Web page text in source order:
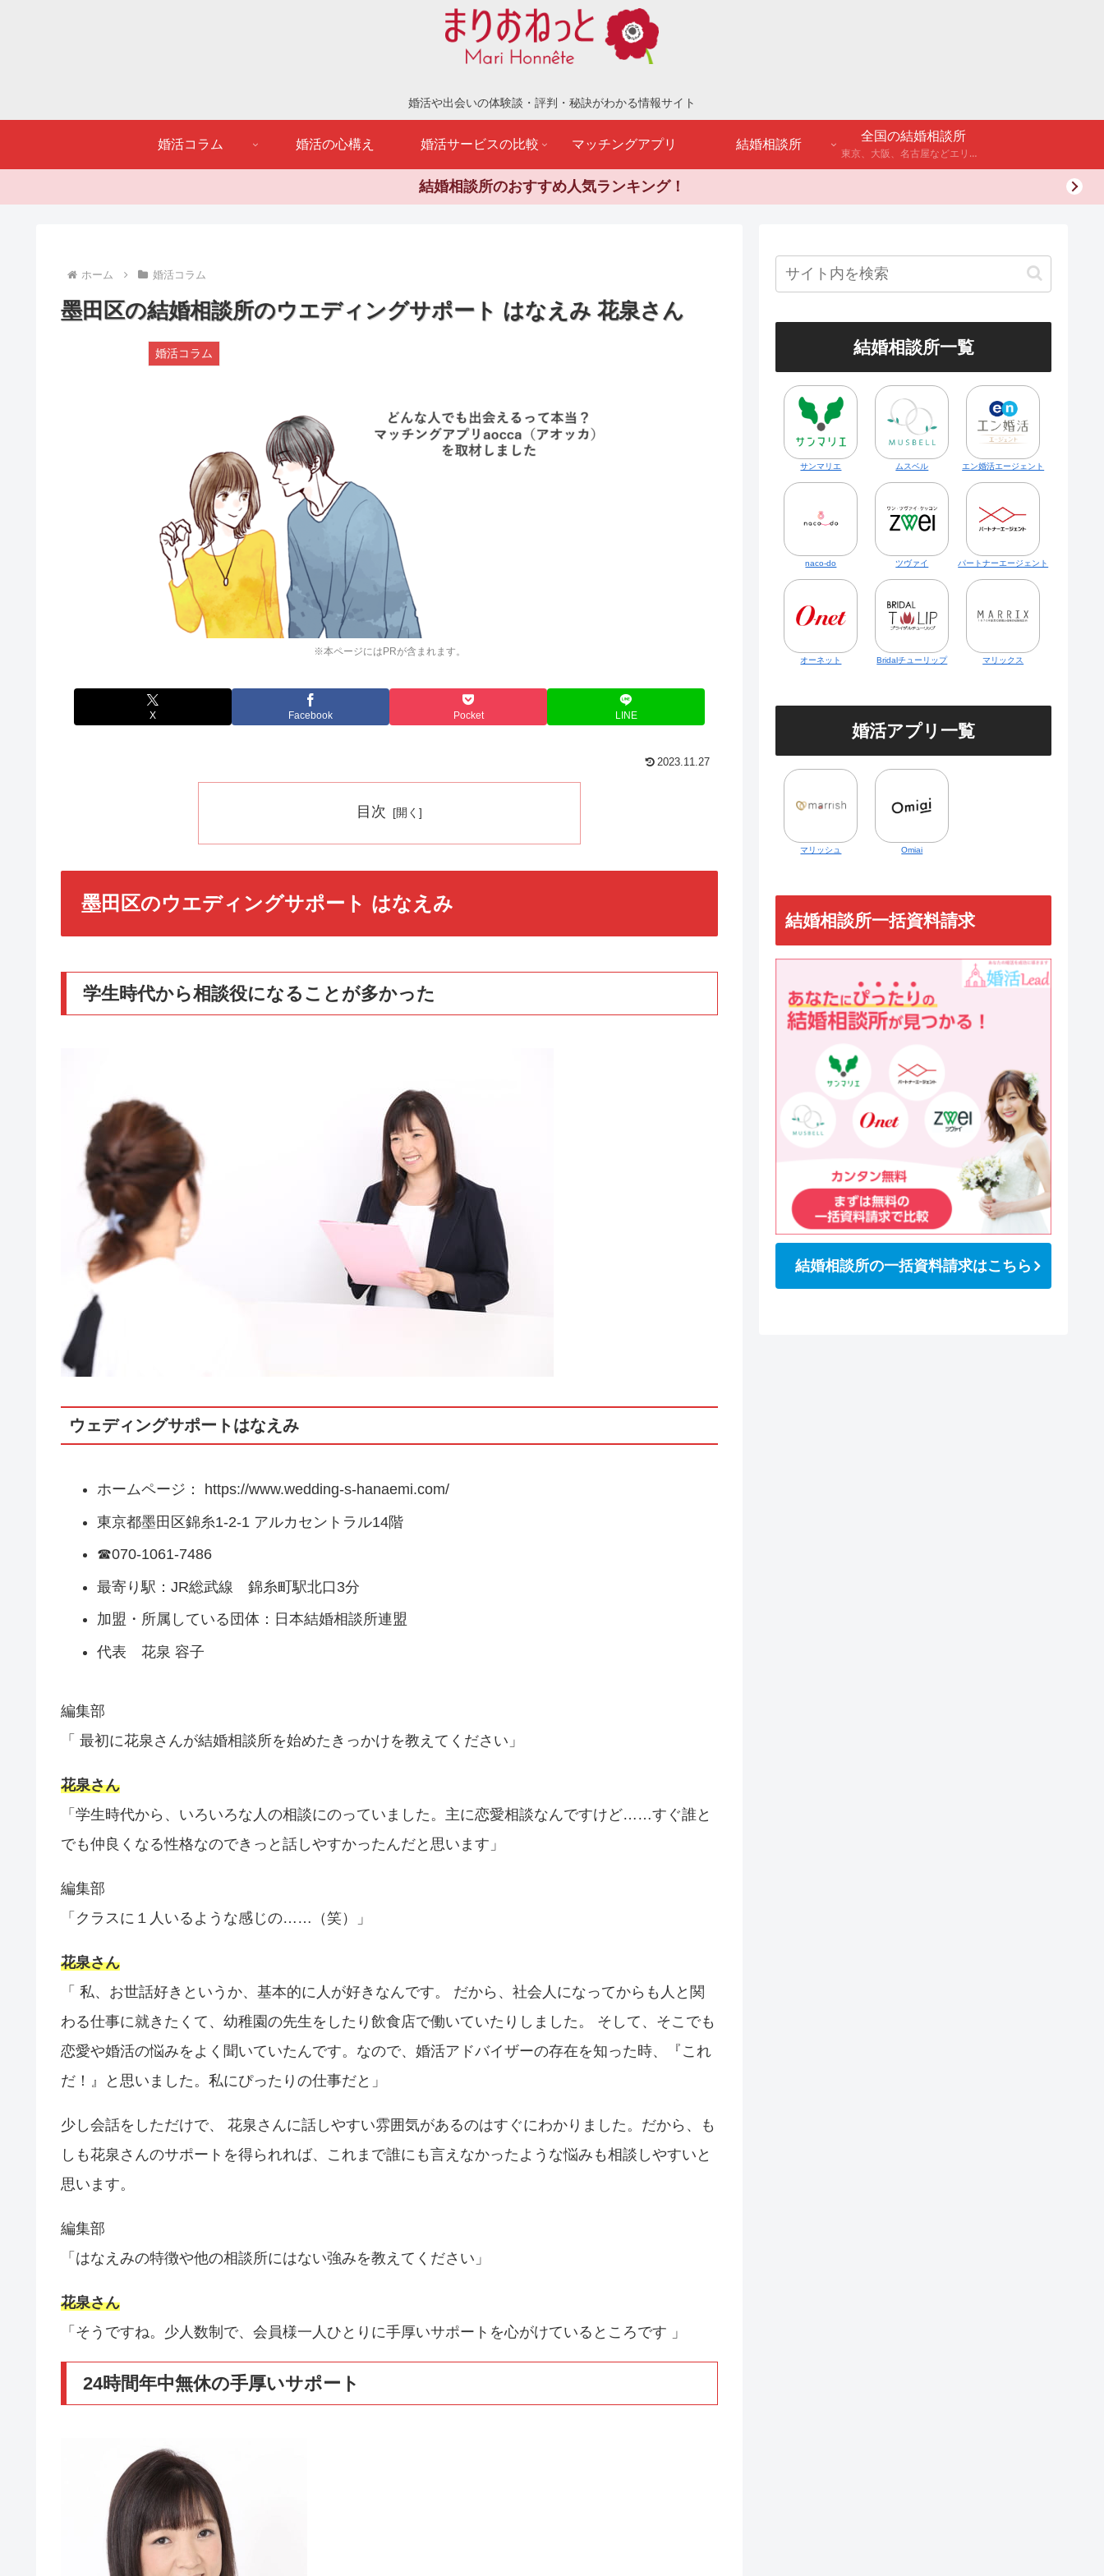
婚活や出会いの体験談・評判・秘訣がわかる情報サイト
婚活コラム 婚活の心構え 婚活サービスの比較 マッチングアプリ 結婚相談所
全国の結婚相談所
東京、大阪、名古屋などエリア別のアンケート調査や結婚相談所・婚活パーティーの体験談などを公開。
結婚相談所のおすすめ人気ランキング！
ホーム 婚活コラム
墨田区の結婚相談所のウエディングサポート はなえみ 花泉さん
※本ページにはPRが含まれます。
婚活コラム
X Facebook Pocket LINE
2023.11.27
目次
墨田区のウエディングサポート はなえみ
学生時代から相談役になることが多かった
ウェディングサポートはなえみ
ホームページ： https://www.wedding-s-hanaemi.com/
東京都墨田区錦糸1-2-1 アルカセントラル14階
☎070-1061-7486
最寄り駅：JR総武線 錦糸町駅北口3分
加盟・所属している団体：日本結婚相談所連盟
代表 花泉 容子
編集部
「 最初に花泉さんが結婚相談所を始めたきっかけを教えてください」
花泉さん
「学生時代から、いろいろな人の相談にのっていました。主に恋愛相談なんですけど……すぐ誰と
でも仲良くなる性格なのできっと話しやすかったんだと思います」
編集部
「クラスに１人いるような感じの……（笑）」
花泉さん
「 私、お世話好きというか、基本的に人が好きなんです。 だから、社会人になってからも人と関
わる仕事に就きたくて、幼稚園の先生をしたり飲食店で働いていたりしました。 そして、そこでも
恋愛や婚活の悩みをよく聞いていたんです。なので、婚活アドバイザーの存在を知った時、『これ
だ！』と思いました。私にぴったりの仕事だと」
少し会話をしただけで、 花泉さんに話しやすい雰囲気があるのはすぐにわかりました。だから、も
しも花泉さんのサポートを得られれば、これまで誰にも言えなかったような悩みも相談しやすいと
思います。
編集部
「はなえみの特徴や他の相談所にはない強みを教えてください」
花泉さん
「そうですね。少人数制で、会員様一人ひとりに手厚いサポートを心がけているところです 」
24時間年中無休の手厚いサポート
結婚相談所一覧
サンマリエ ムスベル エン婚活エージェント
naco-do ツヴァイ パートナーエージェント
オーネット Bridalチューリップ マリックス
婚活アプリ一覧
マリッシュ Omiai
結婚相談所一括資料請求
結婚相談所の一括資料請求はこちら